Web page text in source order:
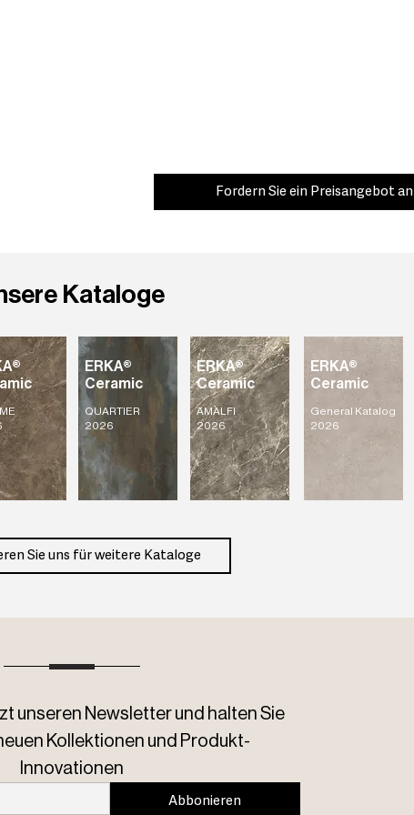
Fordern Sie ein Preisangebot an
Kataloge
ERKA®
Ceramic
AMALFI
2026
ERKA®
Ceramic
QUARTIER
2026
ERKA®
Ceramic
General Katalog
2026
Sie uns für weitere Kataloge
unseren Newsletter und halten Sie
Kollektionen und Produkt-
Innovationen
Abbonieren